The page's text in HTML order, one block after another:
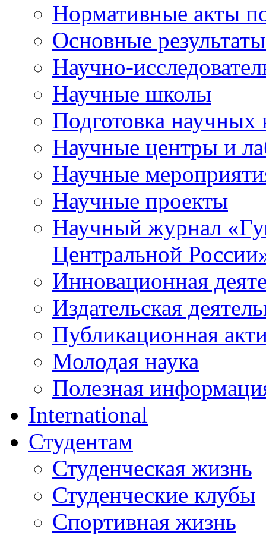
Нормативные акты
Основные
Научно-
Научные школы
Подготовка научных
Научные центры и
Научные
Научные проекты
Научный журнал «
Центральной
Инновационная
Издательская
Публикационная
Молодая наука
Полезная
International
Студентам
Студенческая жизнь
Студенческие клубы
Спортивная жизнь